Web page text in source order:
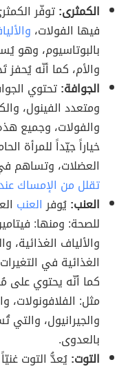
الكمثرى:توفّر
فيها الفولات،
بالبوتاسيوم، وهو
والأم، كما أنّه يُحفز
الجوافة:تحتوي
ومتعدد الفينول،
والفولات، وجميع
خياراً جيّداً للمرأة
العضلات، وتساهم
تقلل من الإمساك
العنب:يُوفرالعنب
للصحة: ومنها:
والألياف الغذائية،
الغذائية في
كما أنّه يحتوي على
مثل: الفلافونولات،
والجيرانيول،
بالعدوى.
التوت:يُعدُّ التوت